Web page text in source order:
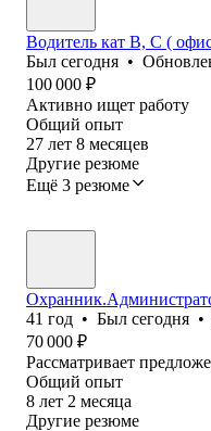
Водитель кат В, С (
Был сегодня •
100 000 ₽
Активно ищет работу
Общий опыт
27 лет 8 месяцев
Другие резюме
Ещё 3 резюме
41 год • Был сегодня •
70 000 ₽
Рассматривает
Общий опыт
8 лет 2 месяца
Другие резюме